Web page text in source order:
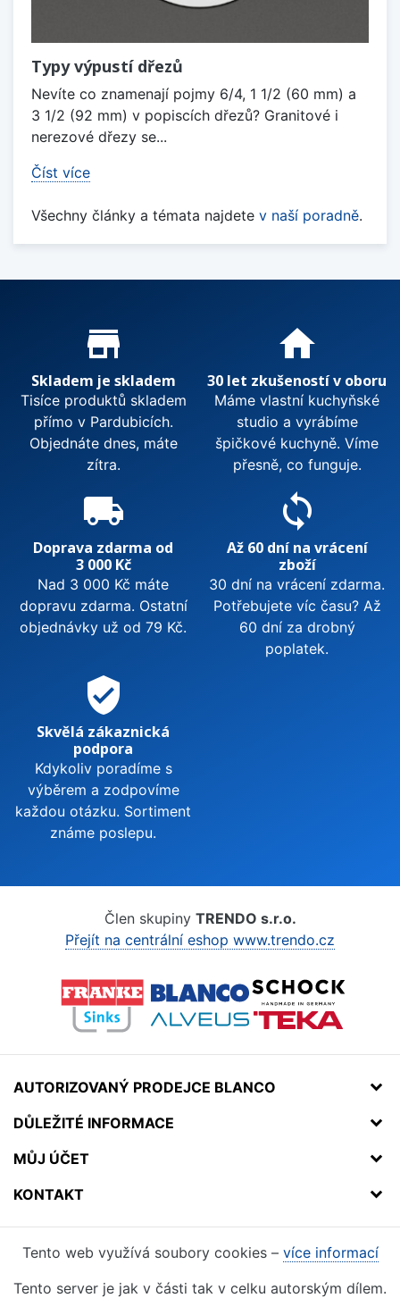
Typy výpustí dřezů
Nevíte co znamenají pojmy 6/4, 1 1/2 (60 mm) a
3 1/2 (92 mm) v popiscích dřezů? Granitové i
nerezové dřezy se...
Číst více
Všechny články a témata najdete v naší poradně.
Proč nakupovat u nás?
store_mall_directory
Skladem je skladem
Tisíce produktů skladem
přímo v Pardubicích.
Objednáte dnes, máte
zítra.
home
30 let zkušeností v oboru
Máme vlastní kuchyňské
studio a vyrábíme
špičkové kuchyně. Víme
přesně, co funguje.
local_shipping
Doprava zdarma od
3 000 Kč
Nad 3 000 Kč máte
dopravu zdarma. Ostatní
objednávky už od 79 Kč.
sync
Až 60 dní na vrácení
zboží
30 dní na vrácení zdarma.
Potřebujete víc času? Až
60 dní za drobný
poplatek.
verified_user
Skvělá zákaznická
podpora
Kdykoliv poradíme s
výběrem a zodpovíme
každou otázku. Sortiment
známe poslepu.
Člen skupiny TRENDO s.r.o.
Přejít na centrální eshop www.trendo.cz
AUTORIZOVANÝ PRODEJCE BLANCO
DŮLEŽITÉ INFORMACE
MŮJ ÚČET
KONTAKT
Tento web využívá soubory cookies – více informací
Tento server je jak v části tak v celku autorským dílem.